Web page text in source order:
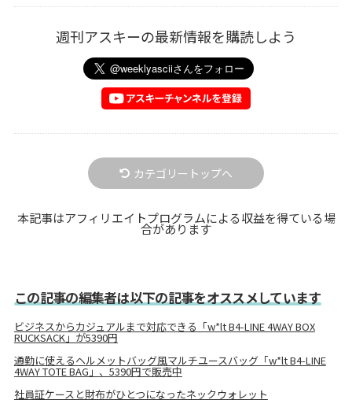
週刊アスキーの最新情報を購読しよう
カテゴリートップへ
本記事はアフィリエイトプログラムによる収益を得ている場
合があります
この記事の編集者は以下の記事をオススメしています
ビジネスからカジュアルまで対応できる「w*lt B4-LINE 4WAY BOX
RUCKSACK」が5390円
通勤に使えるヘルメットバッグ風マルチユースバッグ「w*lt B4-LINE
4WAY TOTE BAG」、5390円で販売中
社員証ケースと財布がひとつになったネックウォレット